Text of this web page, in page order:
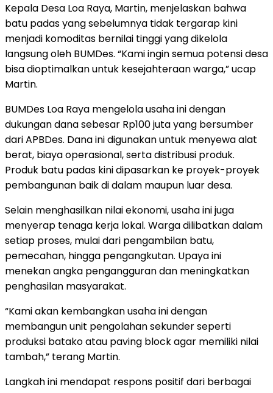
Kepala Desa Loa Raya, Martin, menjelaskan bahwa
batu padas yang sebelumnya tidak tergarap kini
menjadi komoditas bernilai tinggi yang dikelola
langsung oleh BUMDes. “Kami ingin semua potensi desa
bisa dioptimalkan untuk kesejahteraan warga,” ucap
Martin.
BUMDes Loa Raya mengelola usaha ini dengan
dukungan dana sebesar Rp100 juta yang bersumber
dari APBDes. Dana ini digunakan untuk menyewa alat
berat, biaya operasional, serta distribusi produk.
Produk batu padas kini dipasarkan ke proyek-proyek
pembangunan baik di dalam maupun luar desa.
Selain menghasilkan nilai ekonomi, usaha ini juga
menyerap tenaga kerja lokal. Warga dilibatkan dalam
setiap proses, mulai dari pengambilan batu,
pemecahan, hingga pengangkutan. Upaya ini
menekan angka pengangguran dan meningkatkan
penghasilan masyarakat.
“Kami akan kembangkan usaha ini dengan
membangun unit pengolahan sekunder seperti
produksi batako atau paving block agar memiliki nilai
tambah,” terang Martin.
Langkah ini mendapat respons positif dari berbagai